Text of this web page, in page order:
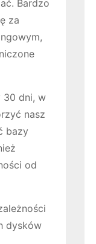
Bardzo
za
30 dni, w
nasz
bazy
od
dysków